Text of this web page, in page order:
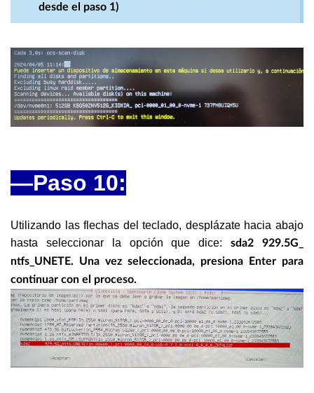
desde el paso 1)
—Paso 10:
Utilizando las flechas del teclado, desplázate hacia abajo
hasta seleccionar la opción que dice:sda2 929.5G_
ntfs_UNETE. Una vez seleccionada, presiona Enter para
continuar con el proceso.